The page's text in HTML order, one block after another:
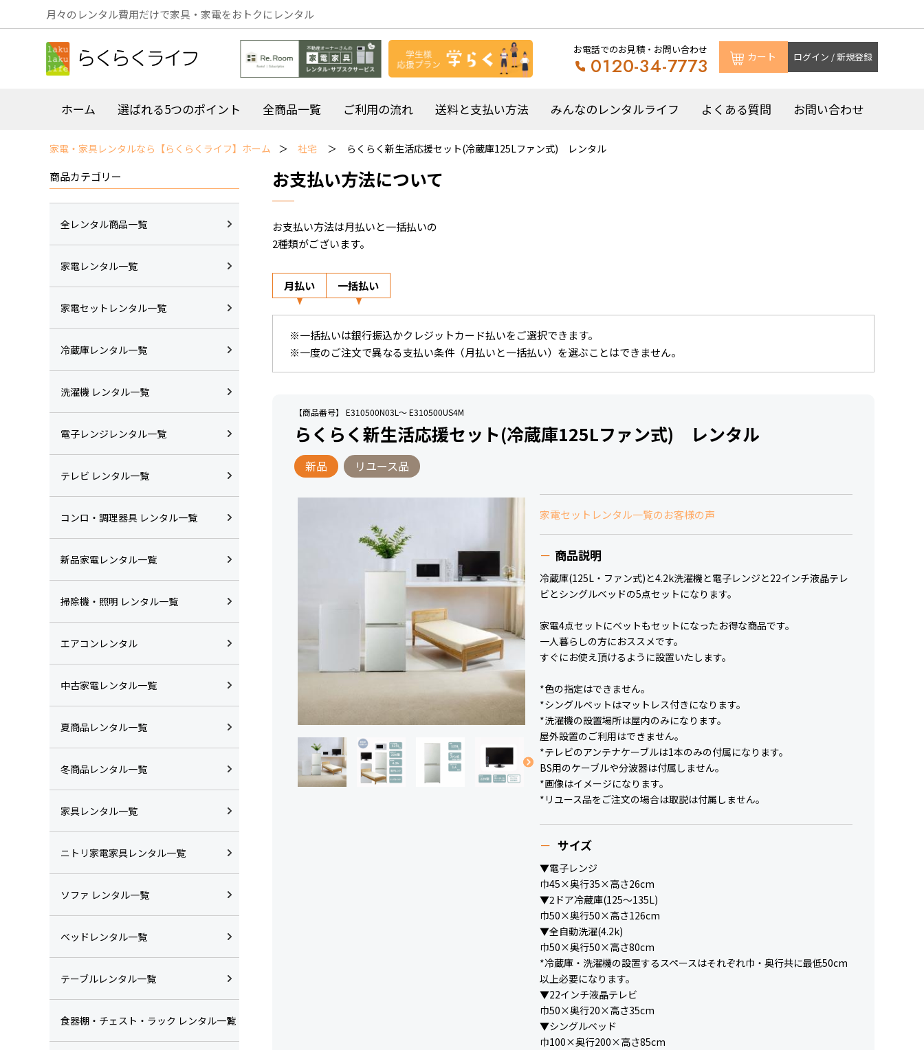
月々のレンタル費用だけで家具・家電をおトクにレンタル
お電話でのお見積・お問い合わせ
0120-34-7773 カート ログイン / 新規登録
ホーム 選ばれる5つのポイント 全商品一覧 ご利用の流れ 送料と支払い方法 みんなのレンタルライフ よくある質問 お問い合わせ
家電・家具レンタルなら【らくらくライフ】ホーム 社宅 らくらく新生活応援セット(冷蔵庫125Lファン式) レンタル
お支払い方法について
お支払い方法は月払いと一括払いの
2種類がございます。
月払い 一括払い
※一括払いは銀行振込かクレジットカード払いをご選択できます。
※一度のご注文で異なる支払い条件（月払いと一括払い）を選ぶことはできません。
【商品番号】 E310500N03L～ E310500US4M
らくらく新生活応援セット(冷蔵庫125Lファン式) レンタル
新品 リユース品
家電セットレンタル一覧のお客様の声
商品説明
冷蔵庫(125L・ファン式)と4.2k洗濯機と電子レンジと22インチ液晶テレ
ビとシングルベッドの5点セットになります。
家電4点セットにベットもセットになったお得な商品です。
一人暮らしの方におススメです。
すぐにお使え頂けるように設置いたします。
*色の指定はできません。
*シングルベットはマットレス付きになります。
*洗濯機の設置場所は屋内のみになります。
屋外設置のご利用はできません。
*テレビのアンテナケーブルは1本のみの付属になります。
BS用のケーブルや分波器は付属しません。
*画像はイメージになります。
*リユース品をご注文の場合は取説は付属しません。
サイズ
▼電子レンジ
巾45×奥行35×高さ26cm
▼2ドア冷蔵庫(125～135L)
巾50×奥行50×高さ126cm
▼全自動洗濯(4.2k)
巾50×奥行50×高さ80cm
*冷蔵庫・洗濯機の設置するスペースはそれぞれ巾・奥行共に最低50cm
以上必要になります。
▼22インチ液晶テレビ
巾50×奥行20×高さ35cm
▼シングルベッド
巾100×奥行200×高さ85cm
商品カテゴリー
全レンタル商品一覧
家電レンタル一覧
家電セットレンタル一覧
冷蔵庫レンタル一覧
洗濯機 レンタル一覧
電子レンジレンタル一覧
テレビ レンタル一覧
コンロ・調理器具 レンタル一覧
新品家電レンタル一覧
掃除機・照明 レンタル一覧
エアコンレンタル
中古家電レンタル一覧
夏商品レンタル一覧
冬商品レンタル一覧
家具レンタル一覧
ニトリ家電家具レンタル一覧
ソファ レンタル一覧
ベッドレンタル一覧
テーブルレンタル一覧
食器棚・チェスト・ラック レンタル一覧